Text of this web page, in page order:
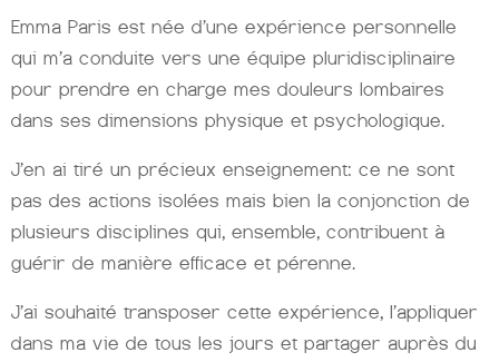
Emma Paris est née d’une expérience personnelle
qui m’a conduite vers une équipe pluridisciplinaire
pour prendre en charge mes douleurs lombaires
dans ses dimensions physique et psychologique.
J’en ai tiré un précieux enseignement: ce ne sont
pas des actions isolées mais bien la conjonction de
plusieurs disciplines qui, ensemble, contribuent à
guérir de manière efficace et pérenne.
J’ai souhaité transposer cette expérience, l’appliquer
dans ma vie de tous les jours et partager auprès du